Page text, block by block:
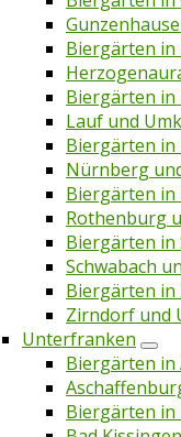
Biergärten in
Biergärten in
Lauf und
Biergärten
Nürnberg
Biergärten
Rothenburg
Biergärten in
Schwabach
Biergärten
Zirndorf und
Unterfranken
Biergärten in
Biergärten in